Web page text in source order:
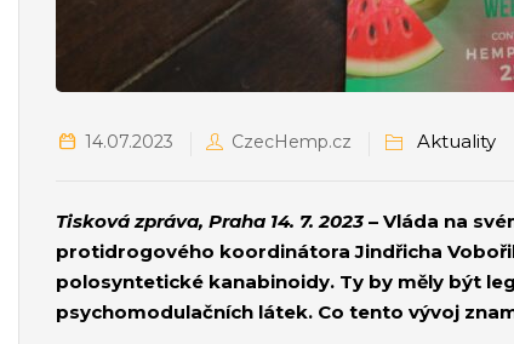
14.07.2023 CzecHemp.cz Aktuality
Tisková zpráva, Praha 14. 7. 2023 – Vláda na
protidrogového koordinátora Jindřicha
polosyntetické kanabinoidy. Ty by měly být
psychomodulačních látek. Co tento vývoj